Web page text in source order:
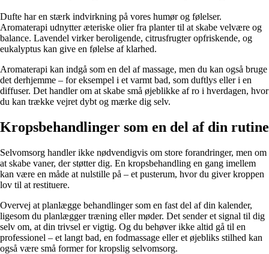
Dufte har en stærk indvirkning på vores humør og følelser.
Aromaterapi udnytter æteriske olier fra planter til at skabe velvære og
balance. Lavendel virker beroligende, citrusfrugter opfriskende, og
eukalyptus kan give en følelse af klarhed.
Aromaterapi kan indgå som en del af massage, men du kan også bruge
det derhjemme – for eksempel i et varmt bad, som duftlys eller i en
diffuser. Det handler om at skabe små øjeblikke af ro i hverdagen, hvor
du kan trække vejret dybt og mærke dig selv.
Kropsbehandlinger som en del af din rutine
Selvomsorg handler ikke nødvendigvis om store forandringer, men om
at skabe vaner, der støtter dig. En kropsbehandling en gang imellem
kan være en måde at nulstille på – et pusterum, hvor du giver kroppen
lov til at restituere.
Overvej at planlægge behandlinger som en fast del af din kalender,
ligesom du planlægger træning eller møder. Det sender et signal til dig
selv om, at din trivsel er vigtig. Og du behøver ikke altid gå til en
professionel – et langt bad, en fodmassage eller et øjebliks stilhed kan
også være små former for kropslig selvomsorg.